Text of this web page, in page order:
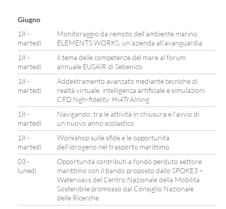
Giugno
18 -
martedì
Monitoraggio da remoto dell’ambiente marino:
ELEMENTS WORKS, un’azienda all’avanguardia
18 -
martedì
Il tema delle competenze del mare al forum
annuale EUSAIR di Sebenico
18 -
martedì
Addestramento avanzato mediante tecniche di
realtà virtuale, intelligenza artificiale e simulazioni
CFD high-fidelity: Hi4TrAIning
18 -
martedì
Navigando: tra le attività in chiusura e l’avvio di
un nuovo anno scolastico
18 -
martedì
Workshop sulle sfide e le opportunità
dell’idrogeno nel trasporto marittimo
03 -
lunedì
Opportunità contributi a fondo perduto settore
marittimo con il bando proposto dallo SPOKE3 –
Waterways del Centro Nazionale della Mobilità
Sostenibile promosso dal Consiglio Nazionale
delle Ricerche